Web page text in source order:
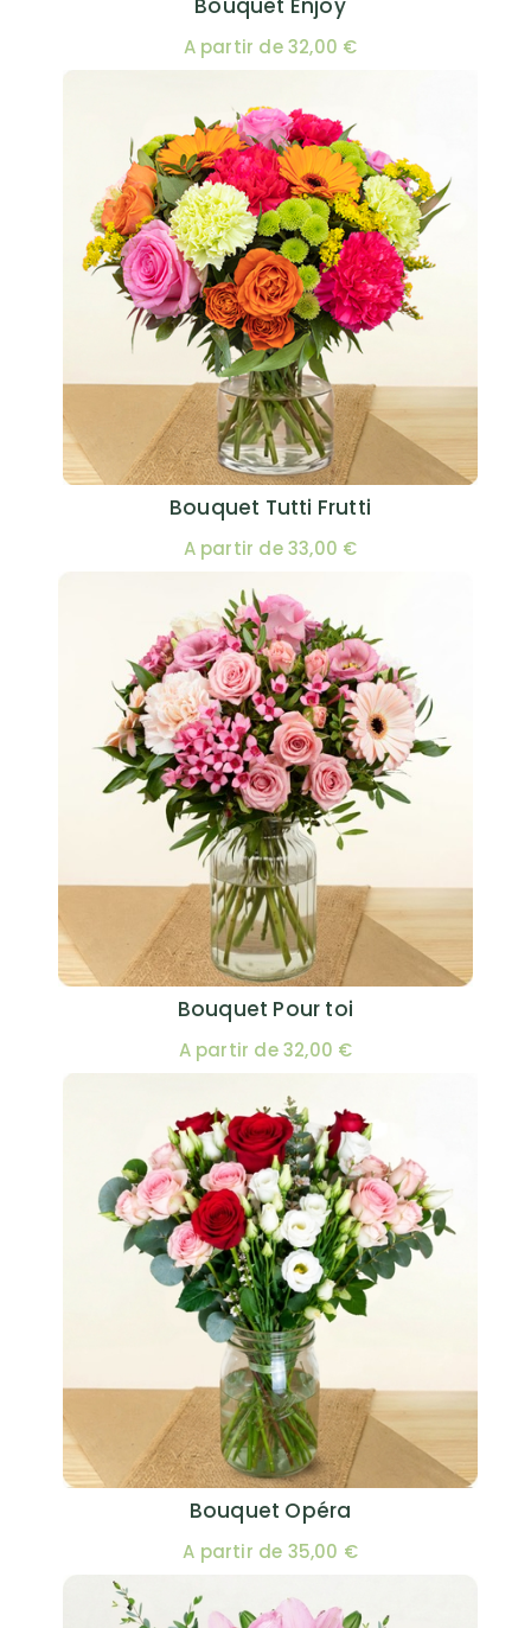
Bouquet Enjoy
A partir de 32,00 €
Bouquet Tutti Frutti
A partir de 33,00 €
Bouquet Pour toi
A partir de 32,00 €
Bouquet Opéra
A partir de 35,00 €